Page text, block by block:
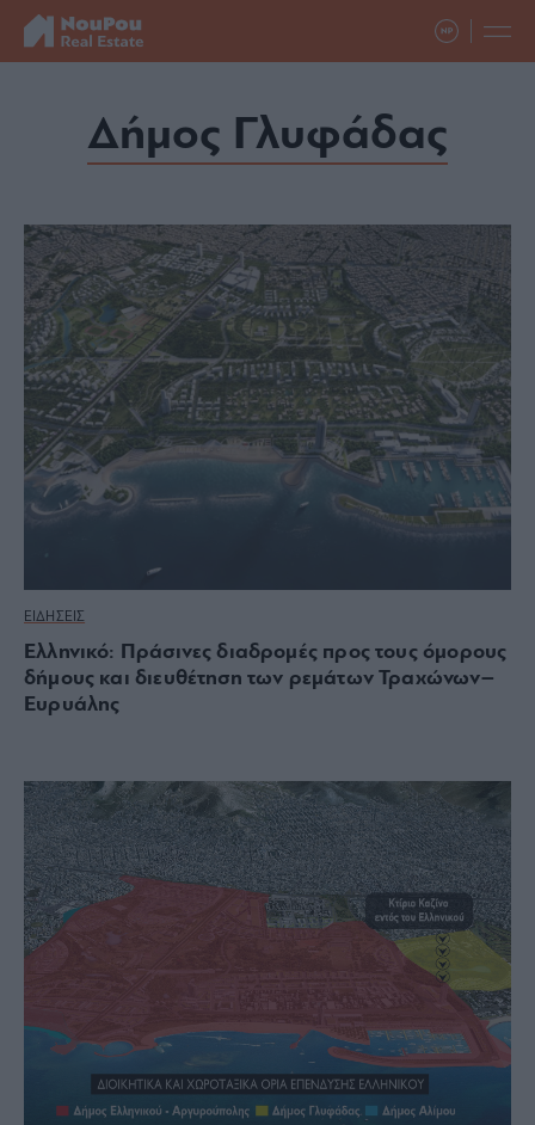
Δήμος Γλυφάδας
ΕΙΔΗΣΕΙΣ
Ελληνικό: Πράσινες διαδρομές προς τους όμορους
δήμους και διευθέτηση των ρεμάτων Τραχώνων–
Ευρυάλης